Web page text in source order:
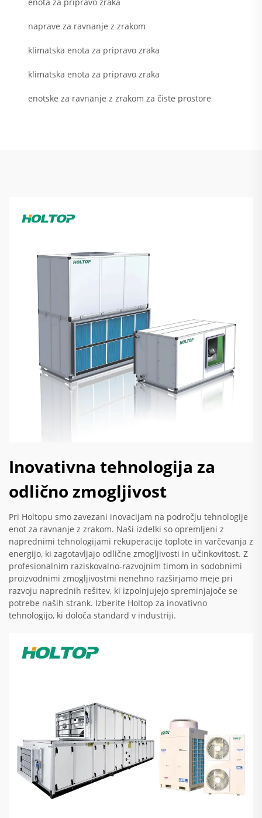
naprave za ravnanje z zrakom
klimatska enota za pripravo zraka
klimatska enota za pripravo zraka
enotske za ravnanje z zrakom za čiste prostore
Inovativna tehnologija za
odlično zmogljivost
Pri Holtopu smo zavezani inovacijam na področju tehnologije
enot za ravnanje z zrakom. Naši izdelki so opremljeni z
naprednimi tehnologijami rekuperacije toplote in varčevanja z
energijo, ki zagotavljajo odlične zmogljivosti in učinkovitost. Z
profesionalnim raziskovalno-razvojnim timom in sodobnimi
proizvodnimi zmogljivostmi nenehno razširjamo meje pri
razvoju naprednih rešitev, ki izpolnjujejo spreminjajoče se
potrebe naših strank. Izberite Holtop za inovativno
tehnologijo, ki določa standard v industriji.